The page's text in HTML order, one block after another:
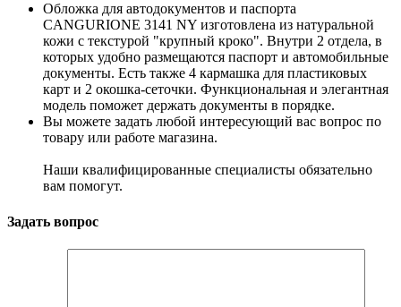
Обложка для автодокументов и паспорта
CANGURIONE 3141 NY изготовлена из натуральной
кожи с текстурой "крупный кроко". Внутри 2 отдела, в
которых удобно размещаются паспорт и автомобильные
документы. Есть также 4 кармашка для пластиковых
карт и 2 окошка-сеточки. Функциональная и элегантная
модель поможет держать документы в порядке.
Вы можете задать любой интересующий вас вопрос по
товару или работе магазина.
Наши квалифицированные специалисты обязательно
вам помогут.
Задать вопрос